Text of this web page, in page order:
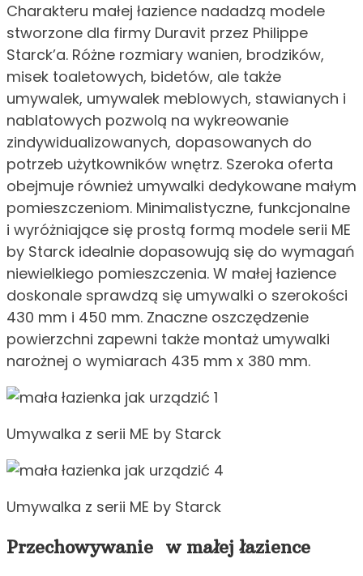
Charakteru małej łazience nadadzą modele
stworzone dla firmy Duravit przez Philippe
Starck’a. Różne rozmiary wanien, brodzików,
misek toaletowych, bidetów, ale także
umywalek, umywalek meblowych, stawianych i
nablatowych pozwolą na wykreowanie
zindywidualizowanych, dopasowanych do
potrzeb użytkowników wnętrz. Szeroka oferta
obejmuje również umywalki dedykowane małym
pomieszczeniom. Minimalistyczne, funkcjonalne
i wyróżniające się prostą formą modele serii ME
by Starck idealnie dopasowują się do wymagań
niewielkiego pomieszczenia. W małej łazience
doskonale sprawdzą się umywalki o szerokości
430 mm i 450 mm. Znaczne oszczędzenie
powierzchni zapewni także montaż umywalki
narożnej o wymiarach 435 mm x 380 mm.
Umywalka z serii ME by Starck
Umywalka z serii ME by Starck
Przechowywanie w małej łazience